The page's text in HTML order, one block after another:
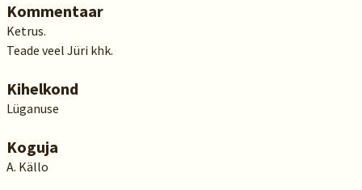
Kommentaar
Ketrus.
Teade veel Jüri khk.
Kihelkond
Lüganuse
Koguja
A. Källo